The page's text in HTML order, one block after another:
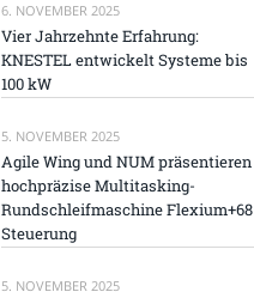
6. NOVEMBER 2025
Vier Jahrzehnte Erfahrung:
KNESTEL entwickelt Systeme bis
100 kW
5. NOVEMBER 2025
Agile Wing und NUM präsentieren
hochpräzise Multitasking-
Rundschleifmaschine Flexium+68
Steuerung
5. NOVEMBER 2025